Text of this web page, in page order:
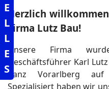
Herzlich
Firma Lutz Bau!
Unsere Firma
Geschäftsführer Karl
ganz Vorarlberg
Spezialisiert haben wir
E
L
L
E
S